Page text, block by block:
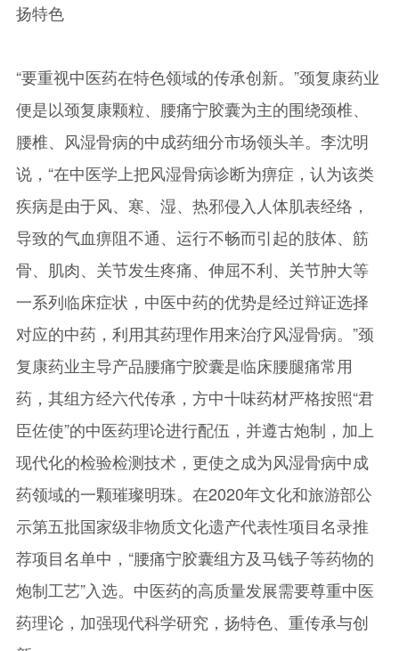
扬特色
“要重视中医药在特色领域的传承创新。”颈复康药业
便是以颈复康颗粒、腰痛宁胶囊为主的围绕颈椎、
腰椎、风湿骨病的中成药细分市场领头羊。李沈明
说，“在中医学上把风湿骨病诊断为痹症，认为该类
疾病是由于风、寒、湿、热邪侵入人体肌表经络，
导致的气血痹阻不通、运行不畅而引起的肢体、筋
骨、肌肉、关节发生疼痛、伸屈不利、关节肿大等
一系列临床症状，中医中药的优势是经过辩证选择
对应的中药，利用其药理作用来治疗风湿骨病。”颈
复康药业主导产品腰痛宁胶囊是临床腰腿痛常用
药，其组方经六代传承，方中十味药材严格按照“君
臣佐使”的中医药理论进行配伍，并遵古炮制，加上
现代化的检验检测技术，更使之成为风湿骨病中成
药领域的一颗璀璨明珠。在2020年文化和旅游部公
示第五批国家级非物质文化遗产代表性项目名录推
荐项目名单中，“腰痛宁胶囊组方及马钱子等药物的
炮制工艺”入选。中医药的高质量发展需要尊重中医
药理论，加强现代科学研究，扬特色、重传承与创